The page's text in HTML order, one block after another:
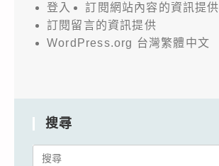
登入
訂閱網站內容的資訊提供
訂閱留言的資訊提供
WordPress.org 台灣繁體中文
搜尋
Search